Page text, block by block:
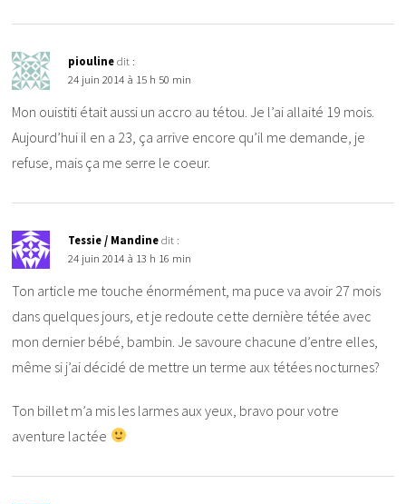
piouline dit :
24 juin 2014 à 15 h 50 min
Mon ouistiti était aussi un accro au tétou. Je l’ai allaité 19 mois.
Aujourd’hui il en a 23, ça arrive encore qu’il me demande, je
refuse, mais ça me serre le coeur.
Tessie / Mandine dit :
24 juin 2014 à 13 h 16 min
Ton article me touche énormément, ma puce va avoir 27 mois
dans quelques jours, et je redoute cette dernière tétée avec
mon dernier bébé, bambin. Je savoure chacune d’entre elles,
même si j’ai décidé de mettre un terme aux tétées nocturnes?
Ton billet m’a mis les larmes aux yeux, bravo pour votre
aventure lactée